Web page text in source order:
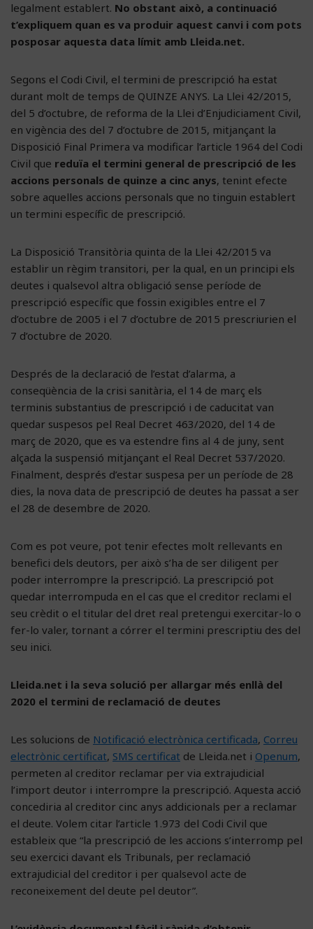
legalment establert. No obstant això, a continuació
t’expliquem quan es va produir aquest canvi i com pots
posposar aquesta data límit amb Lleida.net.
Segons el Codi Civil, el termini de prescripció ha estat
durant molt de temps de QUINZE ANYS. La Llei 42/2015,
del 5 d’octubre, de reforma de la Llei d’Enjudiciament Civil,
en vigència des del 7 d’octubre de 2015, mitjançant la
Disposició Final Primera va modificar l’article 1964 del Codi
Civil que reduïa el termini general de prescripció de les
accions personals de quinze a cinc anys, tenint efecte
sobre aquelles accions personals que no tinguin establert
un termini específic de prescripció.
La Disposició Transitòria quinta de la Llei 42/2015 va
establir un règim transitori, per la qual, en un principi els
deutes i qualsevol altra obligació sense període de
prescripció específic que fossin exigibles entre el 7
d’octubre de 2005 i el 7 d’octubre de 2015 prescriurien el
7 d’octubre de 2020.
Després de la declaració de l’estat d’alarma, a
conseqüència de la crisi sanitària, el 14 de març els
terminis substantius de prescripció i de caducitat van
quedar suspesos pel Real Decret 463/2020, del 14 de
març de 2020, que es va estendre fins al 4 de juny, sent
alçada la suspensió mitjançant el Real Decret 537/2020.
Finalment, després d’estar suspesa per un període de 28
dies, la nova data de prescripció de deutes ha passat a ser
el 28 de desembre de 2020.
Com es pot veure, pot tenir efectes molt rellevants en
benefici dels deutors, per això s’ha de ser diligent per
poder interrompre la prescripció. La prescripció pot
quedar interrompuda en el cas que el creditor reclami el
seu crèdit o el titular del dret real pretengui exercitar-lo o
fer-lo valer, tornant a córrer el termini prescriptiu des del
seu inici.
Lleida.net i la seva solució per allargar més enllà del
2020 el termini de reclamació de deutes
Les solucions de Notificació electrònica certificada, Correu
electrònic certificat, SMS certificat de Lleida.net i Openum,
permeten al creditor reclamar per via extrajudicial
l’import deutor i interrompre la prescripció. Aquesta acció
concediria al creditor cinc anys addicionals per a reclamar
el deute. Volem citar l’article 1.973 del Codi Civil que
estableix que “la prescripció de les accions s’interromp pel
seu exercici davant els Tribunals, per reclamació
extrajudicial del creditor i per qualsevol acte de
reconeixement del deute pel deutor”.